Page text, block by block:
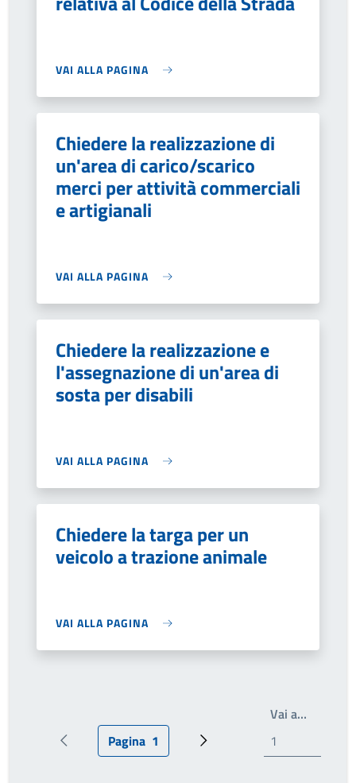
VAI ALLA PAGINA
Chiedere la realizzazione di
un'area di carico/scarico
merci per attività commerciali
e artigianali
VAI ALLA PAGINA
Chiedere la realizzazione e
l'assegnazione di un'area di
sosta per disabili
VAI ALLA PAGINA
Chiedere la targa per un
veicolo a trazione animale
VAI ALLA PAGINA
Pagina precedentePagina attuale
Pagina 1 Prossima pagina
Vai a…